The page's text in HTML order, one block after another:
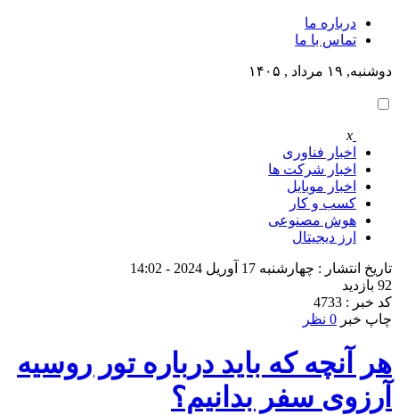
درباره ما
تماس با ما
دوشنبه, ۱۹ مرداد , ۱۴۰۵
x
اخبار فناوری
اخبار شرکت ها
اخبار موبایل
کسب و کار
هوش مصنوعی
ارز دیجیتال
تاریخ انتشار : چهارشنبه 17 آوریل 2024 - 14:02
92 بازدید
کد خبر : 4733
چاپ خبر 0 نظر
هر آنچه که باید درباره تور روسیه
آرزوی سفر بدانیم؟